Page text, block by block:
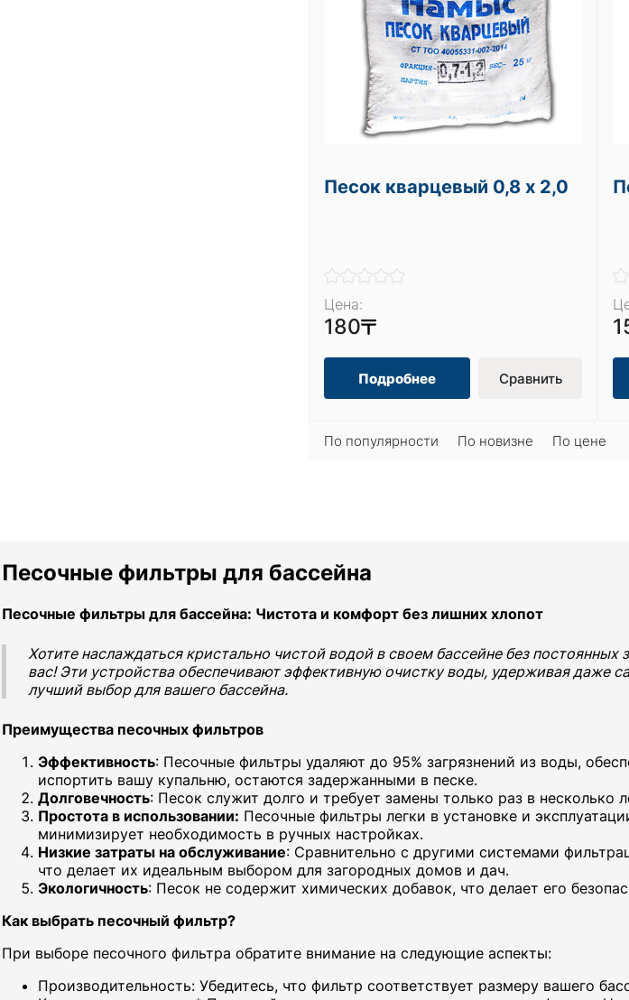
Песок кварцевый 0,8 х 2,0
Цена:
180
Подробнее Сравнить
По популярности По новизне По цене
Песочные фильтры для бассейна
Песочные фильтры для бассейна: Чистота и комфорт без лишних хлопот
Хотите наслаждаться кристально чистой водой в своем бассейне без
вас! Эти устройства обеспечивают эффективную очистку воды, удерживая даже
лучший выбор для вашего бассейна.
Преимущества песочных фильтров
Эффективность: Песочные фильтры удаляют до 95% загрязнений из воды,
испортить вашу купальню, остаются задержанными в песке.
Долговечность: Песок служит долго и требует замены только раз в
Простота в использовании: Песочные фильтры легки в установке и
минимизирует необходимость в ручных настройках.
Низкие затраты на обслуживание: Сравнительно с другими системами
что делает их идеальным выбором для загородных домов и дач.
Экологичность: Песок не содержит химических добавок, что делает его
Как выбрать песочный фильтр?
При выборе песочного фильтра обратите внимание на следующие аспекты:
Производительность: Убедитесь, что фильтр соответствует размеру вашего